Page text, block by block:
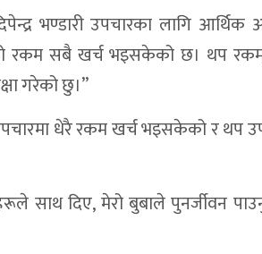
भण्डारी उपचारका लागि
रकम सबै खर्च भइसकेको छ। थप
गरेको छु।”
धेरै रकम खर्च भइसकेको र थप
साथ दिए, मेरो बुबाले पुनर्जीवन